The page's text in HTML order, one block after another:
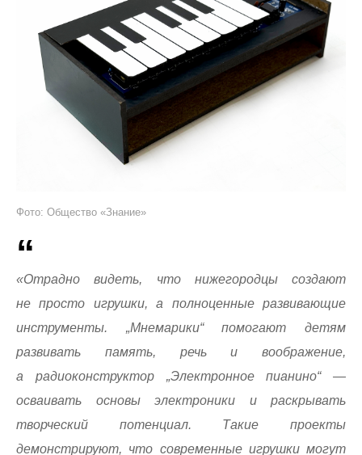
Фото: Общество «Знание»
«Отрадно видеть, что нижегородцы создают
не просто игрушки, а полноценные развивающие
инструменты. „Мнемарики“ помогают детям
развивать память, речь и воображение,
а радиоконструктор „Электронное пианино“ —
осваивать основы электроники и раскрывать
творческий потенциал. Такие проекты
демонстрируют, что современные игрушки могут